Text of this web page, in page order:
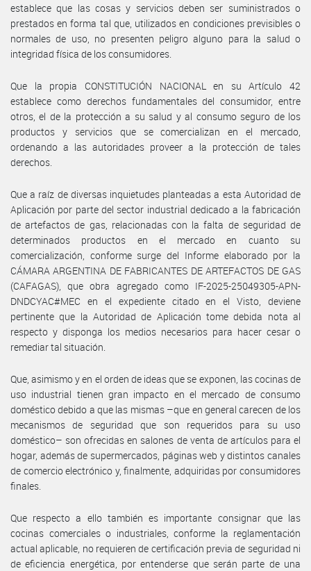
establece que las cosas y servicios deben ser suministrados o
prestados en forma tal que, utilizados en condiciones previsibles o
normales de uso, no presenten peligro alguno para la salud o
integridad física de los consumidores.
Que la propia CONSTITUCIÓN NACIONAL en su Artículo 42
establece como derechos fundamentales del consumidor, entre
otros, el de la protección a su salud y al consumo seguro de los
productos y servicios que se comercializan en el mercado,
ordenando a las autoridades proveer a la protección de tales
derechos.
Que a raíz de diversas inquietudes planteadas a esta Autoridad de
Aplicación por parte del sector industrial dedicado a la fabricación
de artefactos de gas, relacionadas con la falta de seguridad de
determinados productos en el mercado en cuanto su
comercialización, conforme surge del Informe elaborado por la
CÁMARA ARGENTINA DE FABRICANTES DE ARTEFACTOS DE GAS
(CAFAGAS), que obra agregado como IF-2025-25049305-APN-
DNDCYAC#MEC en el expediente citado en el Visto, deviene
pertinente que la Autoridad de Aplicación tome debida nota al
respecto y disponga los medios necesarios para hacer cesar o
remediar tal situación.
Que, asimismo y en el orden de ideas que se exponen, las cocinas de
uso industrial tienen gran impacto en el mercado de consumo
doméstico debido a que las mismas –que en general carecen de los
mecanismos de seguridad que son requeridos para su uso
doméstico– son ofrecidas en salones de venta de artículos para el
hogar, además de supermercados, páginas web y distintos canales
de comercio electrónico y, finalmente, adquiridas por consumidores
finales.
Que respecto a ello también es importante consignar que las
cocinas comerciales o industriales, conforme la reglamentación
actual aplicable, no requieren de certificación previa de seguridad ni
de eficiencia energética, por entenderse que serán parte de una